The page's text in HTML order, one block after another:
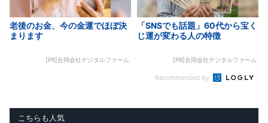
老後のお金、今の金運でほぼ決
まります
[PR]合同会社デジタルファーム
「SNSでも話題」60代から宝く
じ運が変わる人の特徴
[PR]合同会社デジタルファーム
Recommended by
こちらも人気